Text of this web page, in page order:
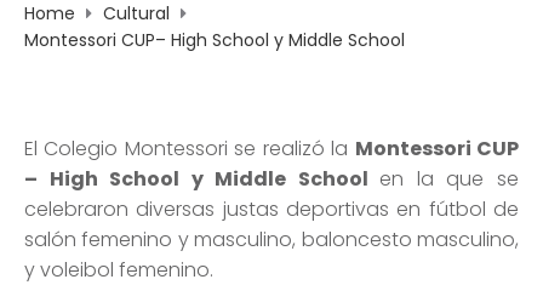
Home
Cultural
Montessori CUP– High School y Middle School
El Colegio Montessori se realizó la Montessori CUP
– High School y Middle School en la que se
celebraron diversas justas deportivas en fútbol de
salón femenino y masculino, baloncesto masculino,
y voleibol femenino.